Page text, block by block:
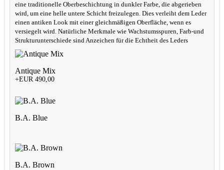
eine traditionelle Oberbeschichtung in dunkler Farbe, die abgerieben
wird, um eine helle untere Schicht freizulegen. Dies verleiht dem Leder
einen antiken Look mit einer gleichmäßigen Oberfläche, wenn es
versiegelt wird. Natürliche Merkmale wie Wachstumsspuren, Farb-und
Strukturunterschiede sind Anzeichen für die Echtheit des Leders
Antique Mix
+EUR 490,00
B.A. Blue
B.A. Brown